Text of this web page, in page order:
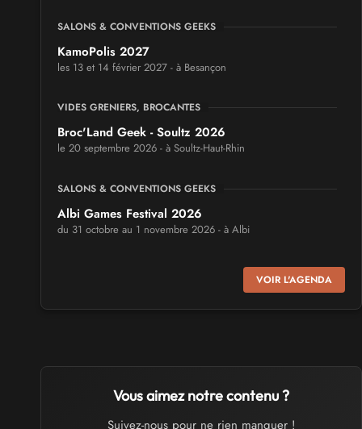
SALONS & CONVENTIONS GEEKS
KamoPolis 2027
les 13 et 14 février 2027 - à Besançon
VIDES GRENIERS, BROCANTES
Broc'Land Geek - Soultz 2026
le 20 septembre 2026 - à Soultz-Haut-Rhin
SALONS & CONVENTIONS GEEKS
Albi Games Festival 2026
du 31 octobre au 1 novembre 2026 - à Albi
Virtual Calais - salon du jeu vidéo et des loisirs
numériques 2026
SALONS & CONVENTIONS GEEKS
Trolls et Légendes 2027
VOIR L'AGENDA
Vous aimez notre contenu ?
Suivez-nous pour ne rien manquer !